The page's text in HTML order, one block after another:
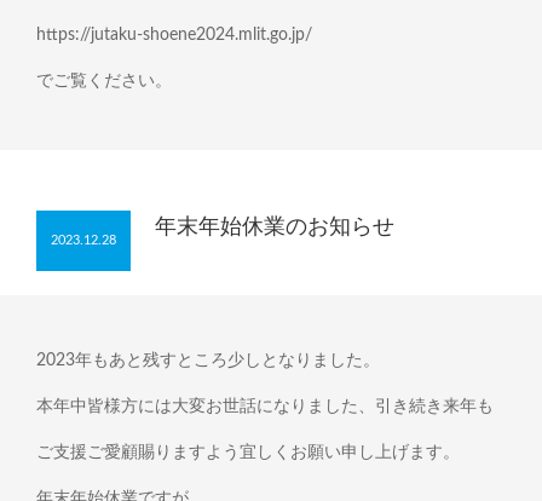
https://jutaku-shoene2024.mlit.go.jp/
でご覧ください。
2023.12.28
年末年始休業のお知らせ
2023年もあと残すところ少しとなりました。
本年中皆様方には大変お世話になりました、引き続き来年も
ご支援ご愛顧賜りますよう宜しくお願い申し上げます。